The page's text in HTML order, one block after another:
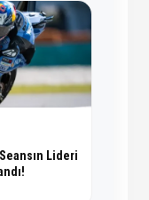
Lideri